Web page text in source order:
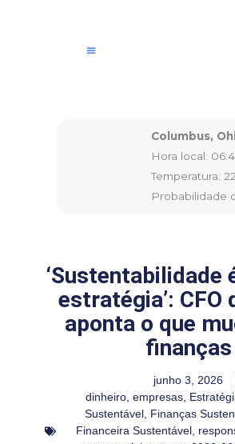
Columbus,
Hora local:
Temperatura:
Probabilidade
‘Sustentabilidade
estratégia’: CFO
aponta o que
finanças
junho 3, 2026
dinheiro, empresas,
Sustentável, Finanças
Financeira Sustentável,